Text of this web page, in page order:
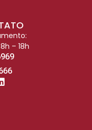
– 18h